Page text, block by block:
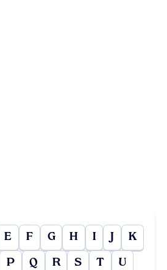
E F G H I J K
P Q R S T U